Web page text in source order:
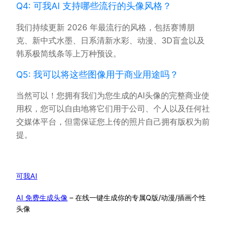
Q4: 可我AI 支持哪些流行的头像风格？
我们持续更新 2026 年最流行的风格，包括赛博朋
克、新中式水墨、日系清新水彩、动漫、3D盲盒以及
韩系极简线条等上万种预设。
Q5: 我可以将这些图像用于商业用途吗？
当然可以！您拥有我们为您生成的AI头像的完整商业使
用权，您可以自由地将它们用于公司、个人以及任何社
交媒体平台，但需保证您上传的照片自己拥有版权为前
提。
可我AI
AI 免费生成头像 – 在线一键生成你的专属Q版/动漫/插画个性
头像